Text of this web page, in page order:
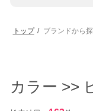
トップ ブランドから
カラー >>